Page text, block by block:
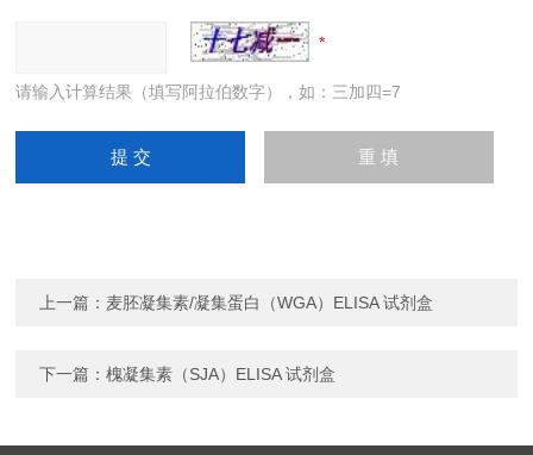
请输入计算结果（填写阿拉伯数字），如：三加四=7
上一篇： 麦胚凝集素/凝集蛋白（WGA）ELISA 试剂盒
下一篇：槐凝集素（SJA）ELISA 试剂盒